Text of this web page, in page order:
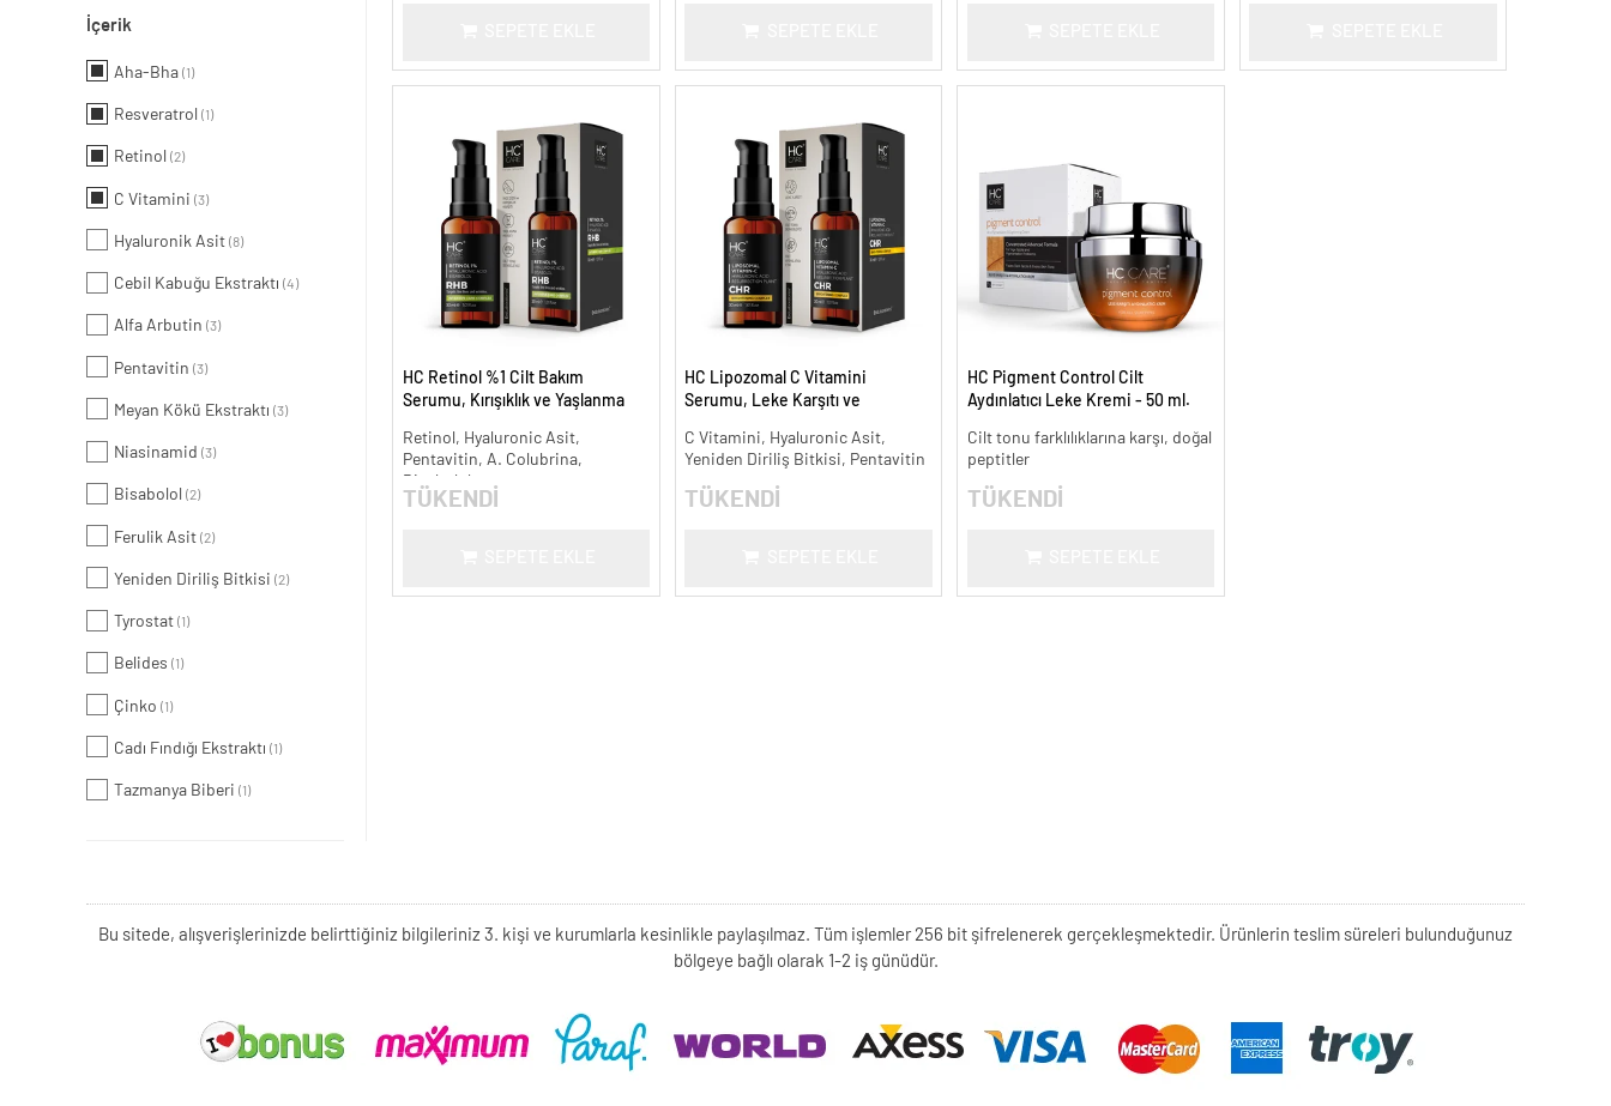
İçerik
Aha-Bha (1)
Resveratrol (1)
Retinol (2)
C Vitamini (3)
Hyaluronik Asit (8)
Cebil Kabuğu Ekstraktı (4)
Alfa Arbutin (3)
Pentavitin (3)
Meyan Kökü Ekstraktı (3)
Niasinamid (3)
Bisabolol (2)
Ferulik Asit (2)
Yeniden Diriliş Bitkisi (2)
Tyrostat (1)
Belides (1)
Çinko (1)
Cadı Fındığı Ekstraktı (1)
Tazmanya Biberi (1)
HC Retinol %1 Cilt Bakım
Serumu, Kırışıklık ve Yaşlanma
Retinol, Hyaluronic Asit,
Pentavitin, A. Colubrina,
Bisabolol
TÜKENDİ
HC Lipozomal C Vitamini
Serumu, Leke Karşıtı ve
C Vitamini, Hyaluronic Asit,
Yeniden Diriliş Bitkisi, Pentavitin
TÜKENDİ
HC Pigment Control Cilt
Aydınlatıcı Leke Kremi - 50 ml.
Cilt tonu farklılıklarına karşı, doğal
peptitler
TÜKENDİ
Bu sitede, alışverişlerinizde belirttiğiniz bilgileriniz 3. kişi ve kurumlarla kesinlikle paylaşılmaz. Tüm işlemler 256 bit şifrelenerek gerçekleşmektedir. Ürünlerin teslim süreleri bulunduğunuz
bölgeye bağlı olarak 1-2 iş günüdür.